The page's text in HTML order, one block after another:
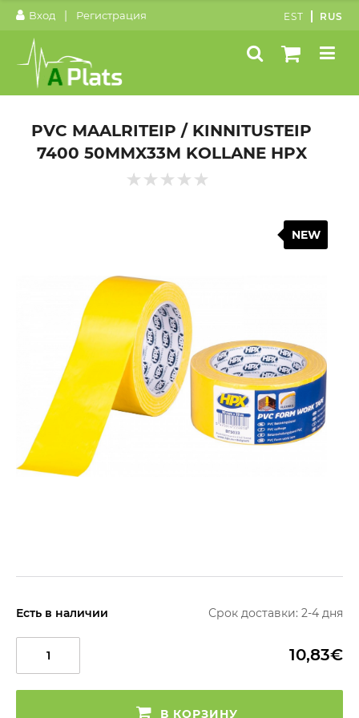
Вход | Регистрация EST RUS
PVC MAALRITEIP / KINNITUSTEIP
7400 50MMX33M KOLLANE HPX
NEW
Есть в наличии Срок доставки: 2-4 дня
10,83€
В КОРЗИНУ